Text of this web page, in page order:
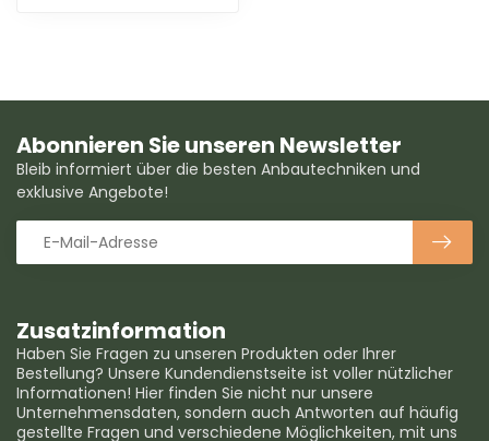
Zusatzinformation
Haben Sie Fragen zu unseren Produkten oder Ihrer
Bestellung? Unsere Kundendienstseite ist voller nützlicher
Informationen! Hier finden Sie nicht nur unsere
Unternehmensdaten, sondern auch Antworten auf häufig
gestellte Fragen und verschiedene Möglichkeiten, mit uns
Abonnieren Sie unseren Newsletter
Bleib informiert über die besten Anbautechniken und
exklusive Angebote!